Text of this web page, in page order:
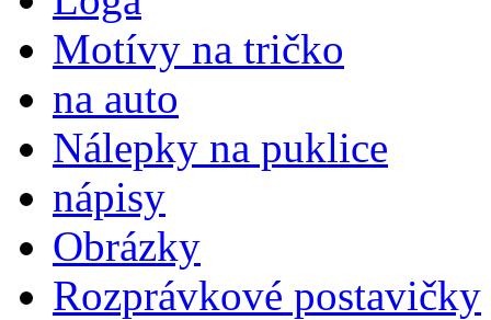
Motívy na tričko
na auto
Nálepky na puklice
nápisy
Obrázky
Rozprávkové postavičky